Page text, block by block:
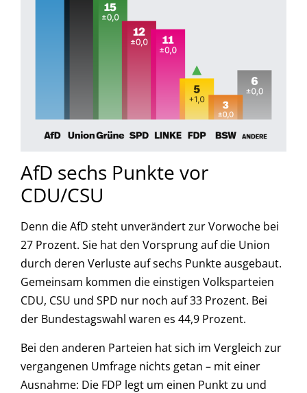
AfD sechs Punkte vor
CDU/CSU
Denn die AfD steht unverändert zur Vorwoche bei
27 Prozent. Sie hat den Vorsprung auf die Union
durch deren Verluste auf sechs Punkte ausgebaut.
Gemeinsam kommen die einstigen Volksparteien
CDU, CSU und SPD nur noch auf 33 Prozent. Bei
der Bundestagswahl waren es 44,9 Prozent.
Bei den anderen Parteien hat sich im Vergleich zur
vergangenen Umfrage nichts getan – mit einer
Ausnahme: Die FDP legt um einen Punkt zu und